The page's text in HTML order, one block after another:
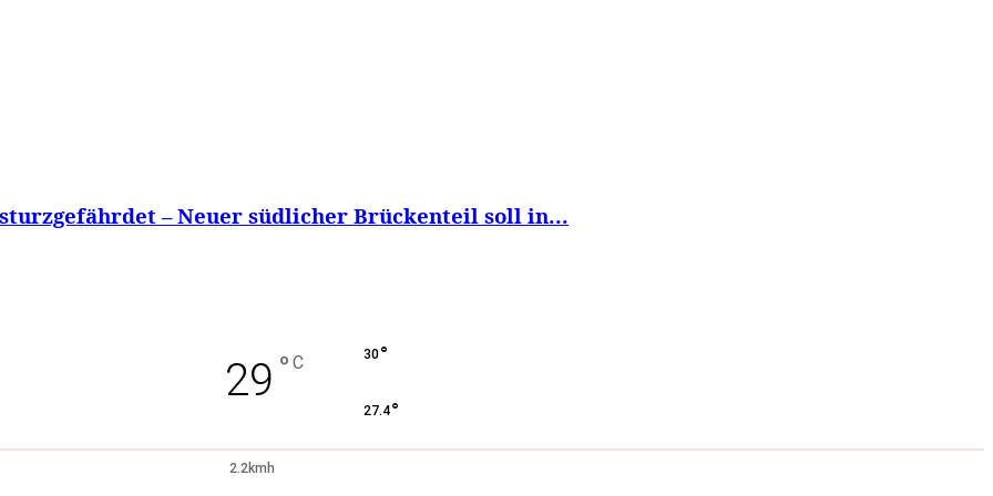
– Neuer südlicher Brückenteil soll in...
29 ° C 30°
27.4°
2.2kmh